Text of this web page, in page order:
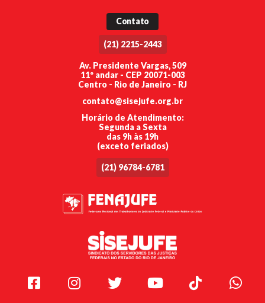
Contato
(21) 2215-2443
Av. Presidente Vargas, 509
11º andar - CEP 20071-003
Centro - Rio de Janeiro - RJ
contato@sisejufe.org.br
Horário de Atendimento:
Segunda a Sexta
das 9h às 19h
(exceto feriados)
(21) 96784-6781
Facebook Instagram Twitter Youtube TikTok